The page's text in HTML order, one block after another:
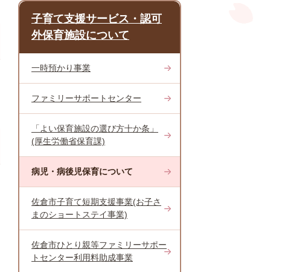
子育て支援サービス・認可
外保育施設について
一時預かり事業
ファミリーサポートセンター
「よい保育施設の選び方十か条」
(厚生労働省保育課)
病児・病後児保育について
佐倉市子育て短期支援事業(お子さ
まのショートステイ事業)
佐倉市ひとり親等ファミリーサポー
トセンター利用料助成事業